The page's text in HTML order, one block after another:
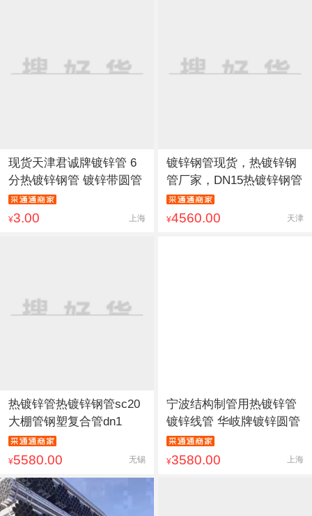
现货天津君诚牌镀锌管 6
分热镀锌钢管 镀锌带圆管
¥3.00 上海
镀锌钢管现货，热镀锌钢
管厂家，DN15热镀锌钢管
¥4560.00 天津
热镀锌管热镀锌钢管sc20
大棚管钢塑复合管dn1
¥5580.00 无锡
宁波结构制管用热镀锌管
镀锌线管 华岐牌镀锌圆管
¥3580.00 上海